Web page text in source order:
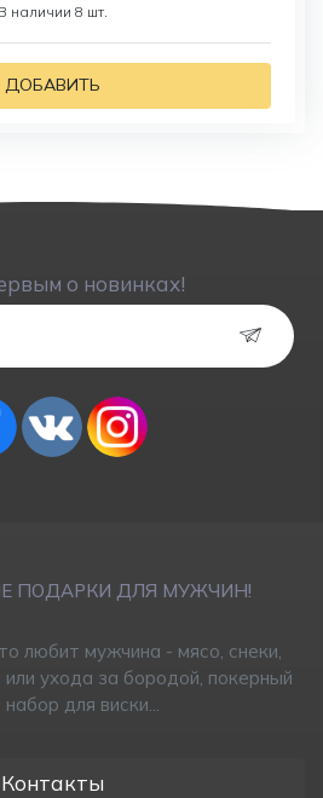
В наличии 8 шт.
ДОБАВИТЬ
о новинках!
ПОДАРКИ ДЛЯ МУЖЧИН!
любит мужчина - мясо, снеки,
ухода за бородой, покерный
набор для виски...
Контакты